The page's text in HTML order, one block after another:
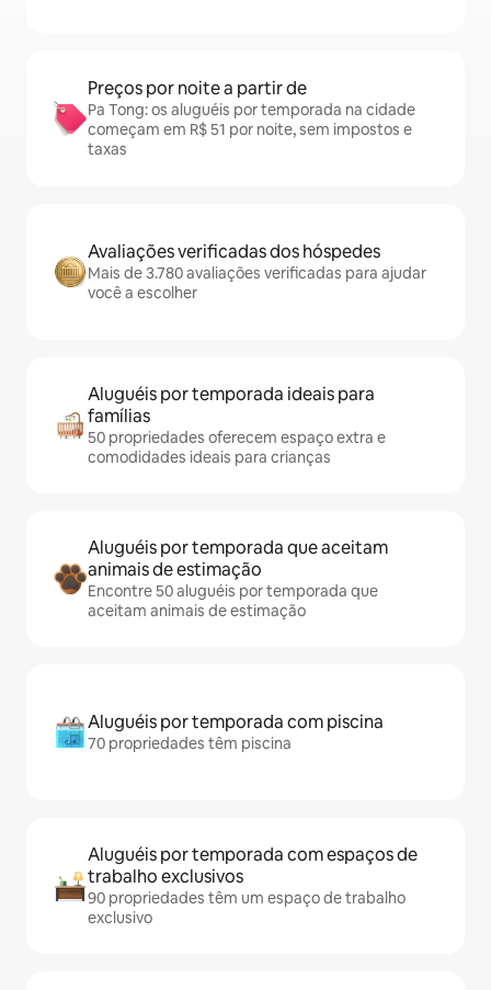
Preços por noite a partir de
Pa Tong: os aluguéis por temporada na cidade
começam em R$ 51 por noite, sem impostos e
taxas
Avaliações verificadas dos hóspedes
Mais de 3.780 avaliações verificadas para ajudar
você a escolher
Aluguéis por temporada ideais para
famílias
50 propriedades oferecem espaço extra e
comodidades ideais para crianças
Aluguéis por temporada que aceitam
animais de estimação
Encontre 50 aluguéis por temporada que
aceitam animais de estimação
Aluguéis por temporada com piscina
70 propriedades têm piscina
Aluguéis por temporada com espaços de
trabalho exclusivos
90 propriedades têm um espaço de trabalho
exclusivo